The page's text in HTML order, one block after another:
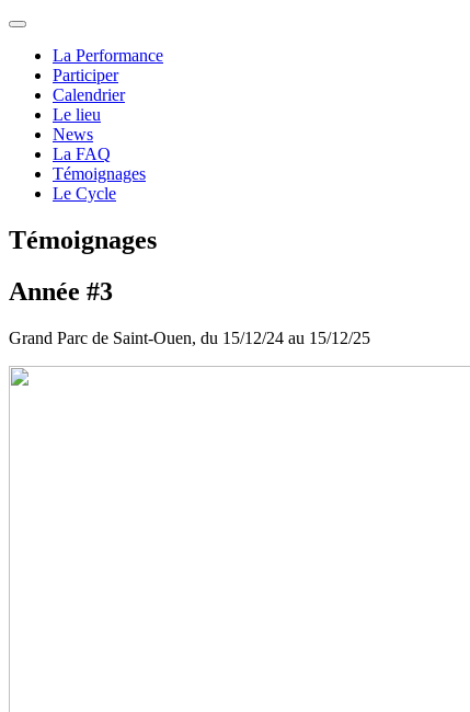
La Performance
Participer
Calendrier
Le lieu
News
La FAQ
Témoignages
Le Cycle
Témoignages
Année #3
Grand Parc de Saint-Ouen, du 15/12/24 au 15/12/25